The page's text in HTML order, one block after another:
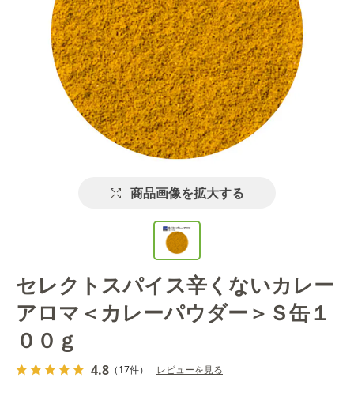
商品画像を拡大する
セレクトスパイス辛くないカレー
アロマ＜カレーパウダー＞Ｓ缶１
００ｇ
4.8 （17件） レビューを見る